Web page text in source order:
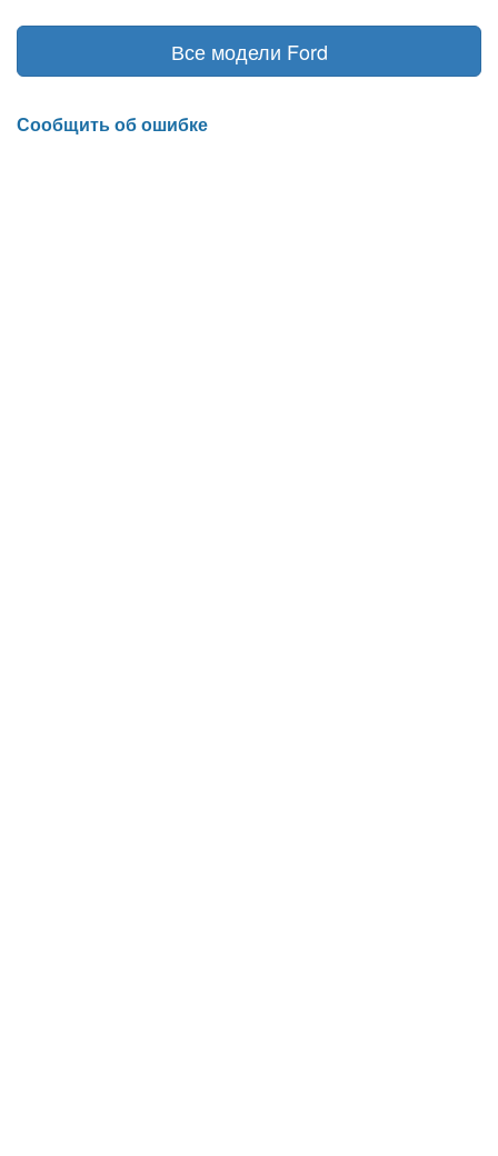
Все модели Ford
Сообщить об ошибке